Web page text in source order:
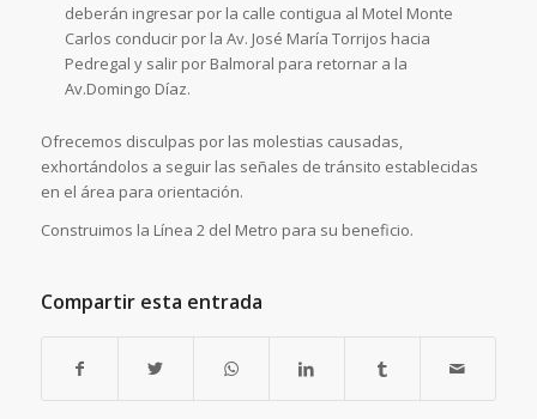
deberán ingresar por la calle contigua al Motel Monte
Carlos conducir por la Av. José María Torrijos hacia
Pedregal y salir por Balmoral para retornar a la
Av.Domingo Díaz.
Ofrecemos disculpas por las molestias causadas,
exhortándolos a seguir las señales de tránsito establecidas
en el área para orientación.
Construimos la Línea 2 del Metro para su beneficio.
Compartir esta entrada